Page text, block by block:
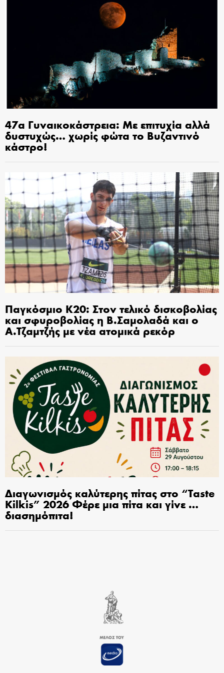
47α Γυναικοκάστρεια: Με επιτυχία αλλά
δυστυχώς… χωρίς φώτα το Βυζαντινό
κάστρο!
Παγκόσμιο Κ20: Στον τελικό δισκοβολίας
και σφυροβολίας η Β.Σαμολαδά και ο
Α.Τζαμτζής με νέα ατομικά ρεκόρ
Διαγωνισμός καλύτερης πίτας στο “Taste
Kilkis” 2026 Φέρε μια πίτα και γίνε …
διασημόπιτα!